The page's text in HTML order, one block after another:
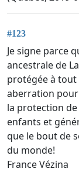
#123
Je signe parce
ancestrale de
protégée à tout
aberration
la protection
enfants et
que le bout de
du monde!
France Vézina